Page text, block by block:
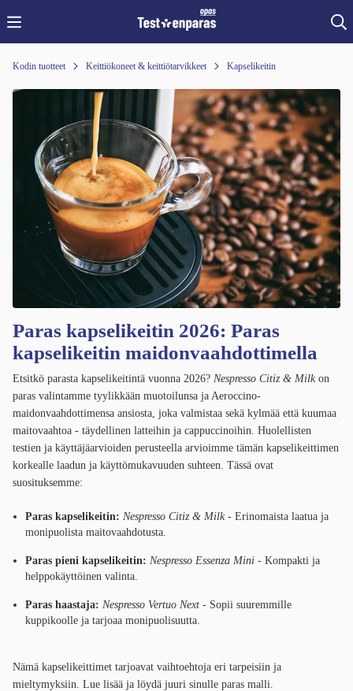
Kodin tuotteet Keittiökoneet & keittiötarvikkeet Kapselikeitin
Paras kapselikeitin 2026: Paras
kapselikeitin maidonvaahdottimella
Etsitkö parasta kapselikeitintä vuonna 2026? Nespresso Citiz & Milkon
paras valintamme tyylikkään muotoilunsa ja Aeroccino-
maidonvaahdottimensa ansiosta, joka valmistaa sekä kylmää että kuumaa
maitovaahtoa - täydellinen latteihin ja cappuccinoihin. Huolellisten
testien ja käyttäjäarvioiden perusteella arvioimme tämän kapselikeittimen
korkealle laadun ja käyttömukavuuden suhteen. Tässä ovat
suosituksemme:
Paras kapselikeitin: Nespresso Citiz & Milk- Erinomaista laatua ja
monipuolista maitovaahdotusta.
Paras pieni kapselikeitin: Nespresso Essenza Mini - Kompakti ja
helppokäyttöinen valinta.
Paras haastaja: Nespresso Vertuo Next - Sopii suuremmille
kuppikoolle ja tarjoaa monipuolisuutta.
Nämä kapselikeittimet tarjoavat vaihtoehtoja eri tarpeisiin ja
mieltymyksiin. Lue lisää ja löydä juuri sinulle paras malli.